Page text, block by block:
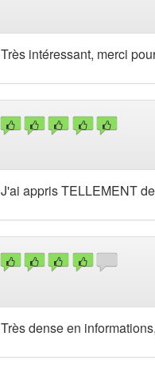
Très intéressant, merci
J'ai appris TELLEMENT
Très dense en